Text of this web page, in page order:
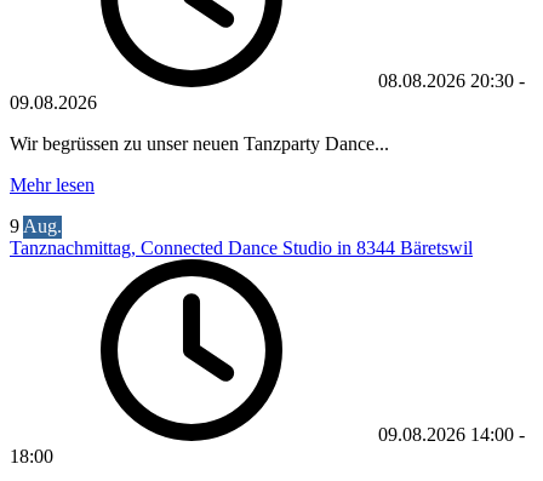
08.08.2026 20:30 -
09.08.2026
Wir begrüssen zu unser neuen Tanzparty Dance...
Mehr lesen
9 Aug.
Tanznachmittag, Connected Dance Studio in 8344 Bäretswil
09.08.2026 14:00 -
18:00